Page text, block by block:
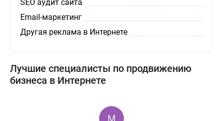
SEO аудит сайта
Email-маркетинг
Другая реклама в Интернете
Лучшие специалисты по продвижению
бизнеса в Интернете